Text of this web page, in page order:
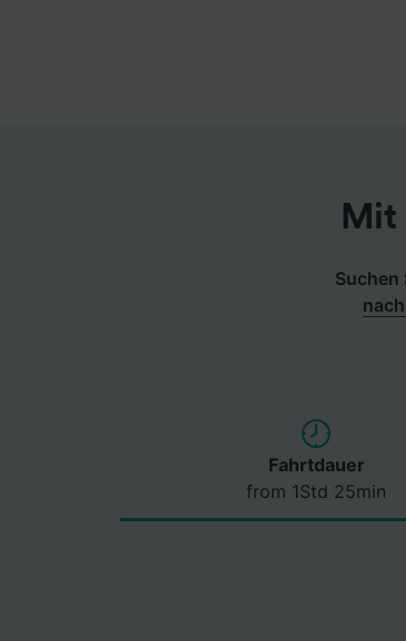
Mit
Suchen
Fahrtdauer
from 1Std 25min